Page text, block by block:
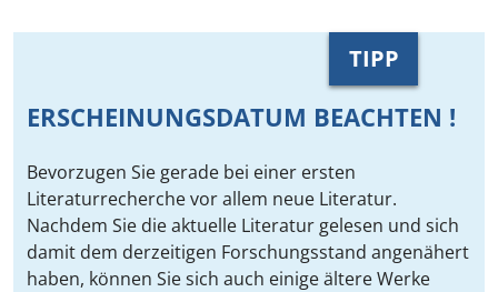
TIPP
ERSCHEINUNGSDATUM BEACHTEN !
Bevorzugen Sie gerade bei einer ersten
Literaturrecherche vor allem neue Literatur.
Nachdem Sie die aktuelle Literatur gelesen und sich
damit dem derzeitigen Forschungsstand angenähert
haben, können Sie sich auch einige ältere Werke